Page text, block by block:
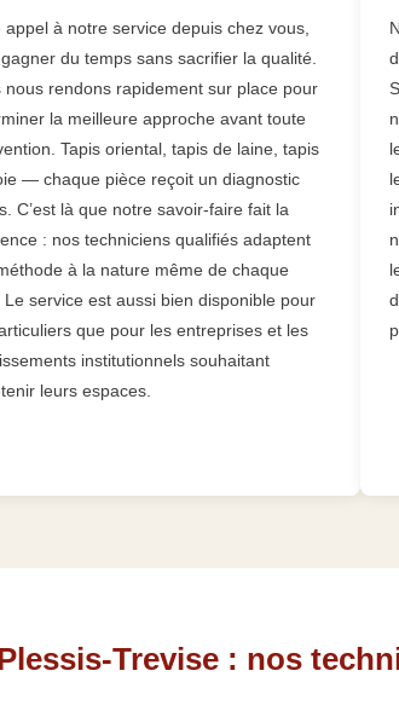
appel à notre service depuis chez vous,
gagner du temps sans sacrifier la qualité.
nous rendons rapidement sur place pour
la meilleure approche avant toute
Tapis oriental, tapis de laine, tapis
— chaque pièce reçoit un diagnostic
C’est là que notre savoir-faire fait la
: nos techniciens qualifiés adaptent
à la nature même de chaque
Le service est aussi bien disponible pour
que pour les entreprises et les
institutionnels souhaitant
leurs espaces.
Trevise : nos